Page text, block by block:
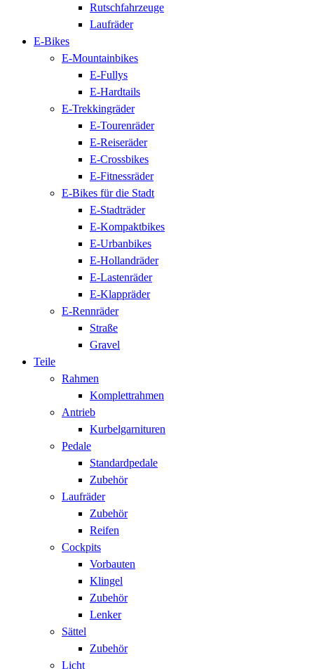
Rutschfahrzeuge
Laufräder
E-Bikes
E-Mountainbikes
E-Fullys
E-Hardtails
E-Trekkingräder
E-Tourenräder
E-Reiseräder
E-Crossbikes
E-Fitnessräder
E-Bikes für die Stadt
E-Stadträder
E-Kompaktbikes
E-Urbanbikes
E-Hollandräder
E-Lastenräder
E-Klappräder
E-Rennräder
Straße
Gravel
Teile
Rahmen
Komplettrahmen
Antrieb
Kurbelgarnituren
Pedale
Standardpedale
Zubehör
Laufräder
Zubehör
Reifen
Cockpits
Vorbauten
Klingel
Zubehör
Lenker
Sättel
Zubehör
Licht